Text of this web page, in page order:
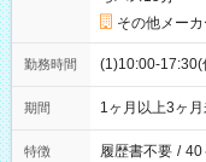
その他メーカ
勤務時間 (1)10:00-17:30(
期間 1ヶ月以上3ヶ
特徴 履歴書不要 / 40